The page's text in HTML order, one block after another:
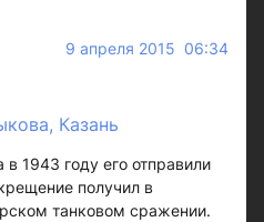
9 апреля 2015 06:34
Казань
1943 году его отправили
получил в
танковом сражении.